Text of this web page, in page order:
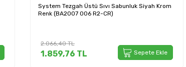
System Tezgah Üstü Sıvı Sabunluk Rose Renk
(BA2004 006 RS)
5.253,60TL
4.728,24TL Sepete Ekle